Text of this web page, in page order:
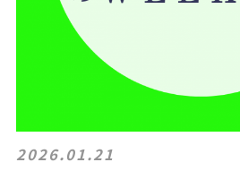
2026.01.21